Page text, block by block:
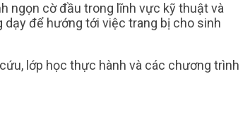
ngọn cờ đầu trong lĩnh vực kỹ thuật và
để hướng tới việc trang bị cho sinh
lớp học thực hành và các chương trình